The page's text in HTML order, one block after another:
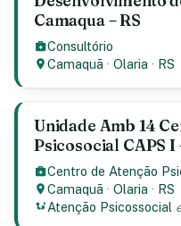
Camaqua – RS
Consultório
Camaquã ·Olaria · RS
Unidade Amb 14
Psicosocial CAPS I
Centro de Atenção
Camaquã ·Olaria · RS
Atenção Psicossocial